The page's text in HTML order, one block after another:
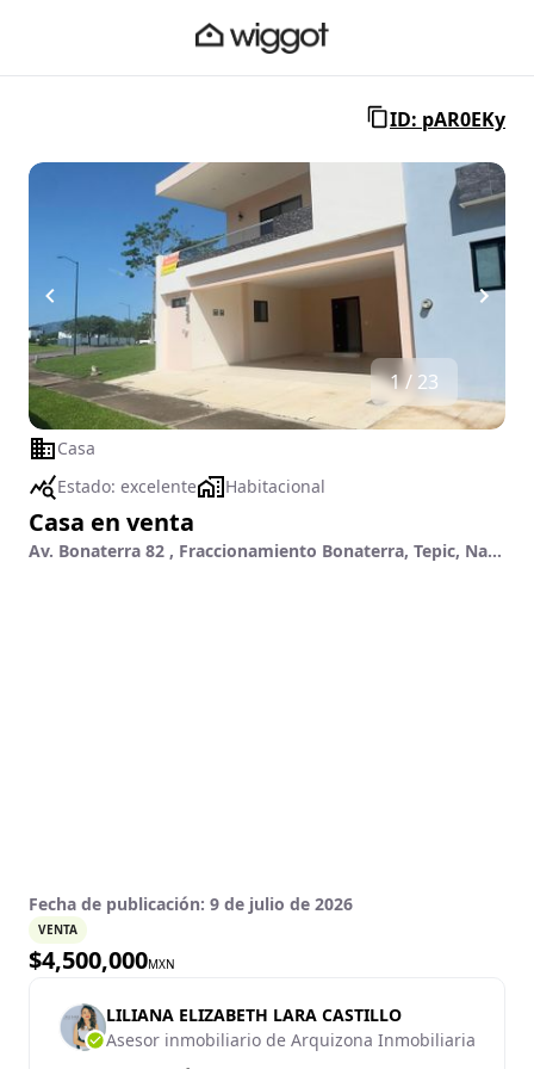
ID: pAR0EKy
1 / 23
Casa
Estado: excelente Habitacional
Casa en venta
Av. Bonaterra 82 , Fraccionamiento Bonaterra, Tepic, Nayarit
Fecha de publicación: 9 de julio de 2026
VENTA
$4,500,000MXN
LILIANA ELIZABETH LARA CASTILLO
Asesor inmobiliario de Arquizona Inmobiliaria